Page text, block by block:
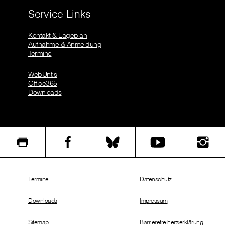
Service Links
Kontakt & Lageplan
Aufnahme & Anmeldung
Termine
WebUntis
Office365
Downloads
Termine
Downloads
Sitemap
Datenschutz
Impressum
Barrierefreiheitserklärung